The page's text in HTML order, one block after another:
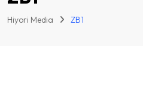
Hiyori Media ZB1